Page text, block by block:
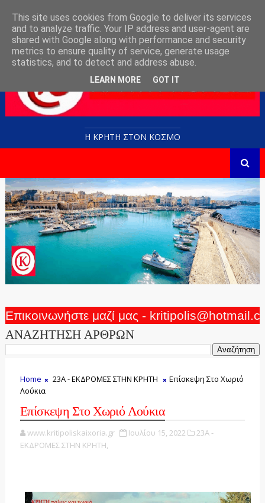
Η ΚΡΗΤΗ ΣΤΟN KOΣΜΟ
Επικοινωνήστε μαζί μας -
ΑΝΑΖΗΤΗΣΗ ΑΡΘΡΩΝ
Home 23Α - ΕΚΔΡΟΜΕΣ ΣΤΗΝ ΚΡΗΤΗ
Επίσκεψη Στο Χωριό
Λούκια
Επίσκεψη Στο Χωριό Λούκια
www.kritipoliskaixoria.gr Ιουλίου 15, 2022
23Α -
ΕΚΔΡΟΜΕΣ ΣΤΗΝ ΚΡΗΤΗ,
This site uses cookies from Google to deliver its services
and to analyze traffic. Your IP address and user-agent are
shared with Google along with performance and security
metrics to ensure quality of service, generate usage
statistics, and to detect and address abuse.
LEARN MORE GOT IT